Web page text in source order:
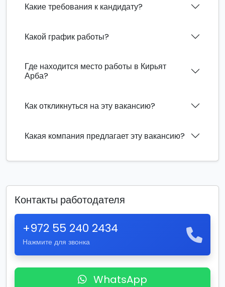
Какие требования к кандидату?
Какой график работы?
Где находится место работы в Кирьят
Арба?
Как откликнуться на эту вакансию?
Какая компания предлагает эту вакансию?
Контакты работодателя
+972 55 240 2434
Нажмите для звонка
WhatsApp